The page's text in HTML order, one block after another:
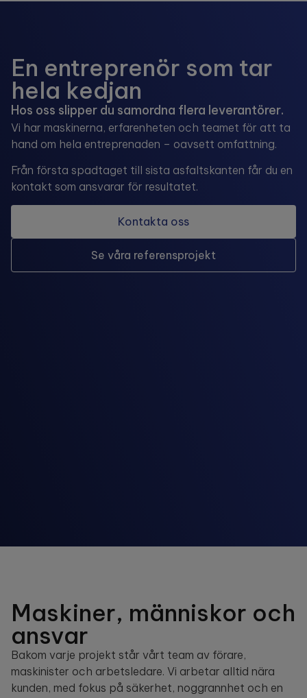
En entreprenör som tar
hela kedjan
Hos oss slipper du samordna flera leverantörer.
Vi har maskinerna, erfarenheten och teamet för att ta
hand om hela entreprenaden – oavsett omfattning.
Från första spadtaget till sista asfaltskanten får du en
kontakt som ansvarar för resultatet.
Kontakta oss
Se våra referensprojekt
Maskiner, människor och
ansvar
Bakom varje projekt står vårt team av förare,
maskinister och arbetsledare. Vi arbetar alltid nära
kunden, med fokus på säkerhet, noggrannhet och en